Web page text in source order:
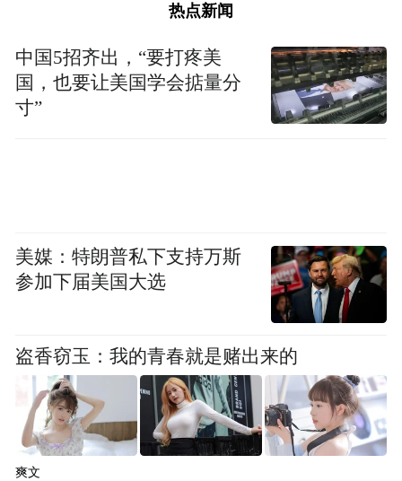
名的医疗手套生产企业，除了蓝帆医疗，还
有在2020年扬名立万的英科医疗。
蓝帆医疗的业务一直领先英科医疗。不过
2020年的疫情成为两家企业规模之争的拐
蓝帆医疗与英科医疗的差距在拉大。英科医
疗2020年实现营业总收入138.4亿，同比增长
70.1亿，同比增长3829.6%。
而蓝帆医疗营业收入和净利润的增长则分别
是126.42%和258.66%。
热点新闻
中国5招齐出，“要打疼美
国，也要让美国学会掂量分
寸”
美媒：特朗普私下支持万斯
参加下届美国大选
盗香窃玉：我的青春就是赌出来的
爽文